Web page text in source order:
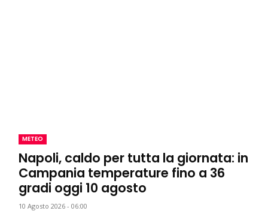
METEO
Napoli, caldo per tutta la giornata: in
Campania temperature fino a 36
gradi oggi 10 agosto
10 Agosto 2026 - 06:00